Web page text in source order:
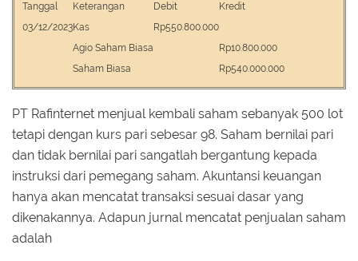
Tanggal Keterangan Debit
Kredit
03/12/2023Kas
Rp550.800.000
Agio Saham Biasa
Rp10.800.000
Saham Biasa
Rp540.000.000
PT Rafinternet menjual kembali saham sebanyak 500 lot
tetapi dengan kurs pari sebesar 98. Saham bernilai pari
dan tidak bernilai pari sangatlah bergantung kepada
instruksi dari pemegang saham. Akuntansi keuangan
hanya akan mencatat transaksi sesuai dasar yang
dikenakannya. Adapun jurnal mencatat penjualan saham
adalah